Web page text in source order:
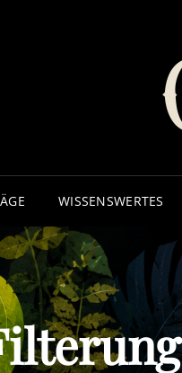
WISSENSWERTES